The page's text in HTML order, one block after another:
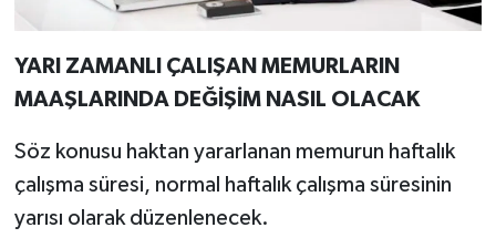
YARI ZAMANLI ÇALIŞAN MEMURLARIN
MAAŞLARINDA DEĞİŞİM NASIL OLACAK
Söz konusu haktan yararlanan memurun haftalık
çalışma süresi, normal haftalık çalışma süresinin
yarısı olarak düzenlenecek.